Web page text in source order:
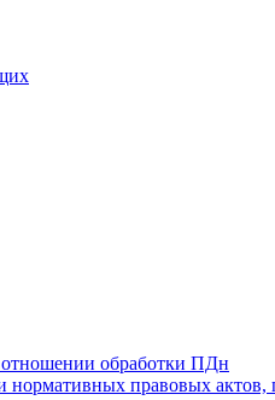
обработки ПДн
правовых актов,